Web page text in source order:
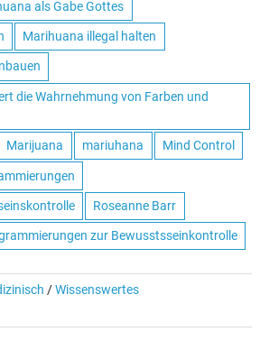
als Gabe Gottes
Marihuana illegal halten
die Wahrnehmung von Farben und
Marijuana mariuhana Mind Control
Roseanne Barr
zur Bewusstsseinkontrolle
/Wissenswertes